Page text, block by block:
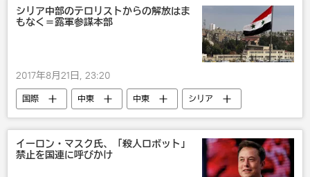
シリア中部のテロリストからの解放はま
もなく＝露軍参謀本部
2017年8月21日, 23:20
国際 中東 中東
シリア
テロ
イーロン・マスク氏、「殺人ロボット」
禁止を国連に呼びかけ